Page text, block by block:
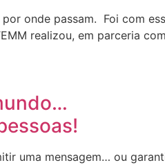
onde passam. Foi com
realizou, em parceria com
uma mensagem… ou